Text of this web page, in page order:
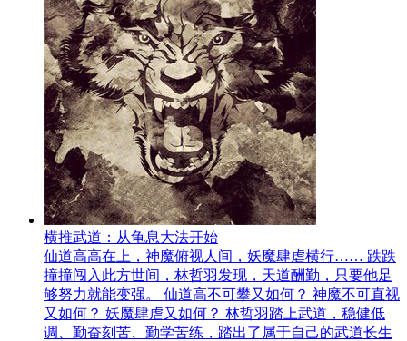
横推武道：从龟息大法开始
仙道高高在上，神魔俯视人间，妖魔肆虐横行…… 跌跌
撞撞闯入此方世间，林哲羽发现，天道酬勤，只要他足
够努力就能变强。 仙道高不可攀又如何？ 神魔不可直视
又如何？ 妖魔肆虐又如何？ 林哲羽踏上武道，稳健低
调、勤奋刻苦、勤学苦练，踏出了属于自己的武道长生